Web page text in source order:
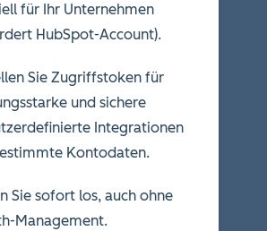
für Ihr Unternehmen
HubSpot-Account).
Sie Zugriffstoken für
und sichere
Integrationen
Kontodaten.
Sie sofort los, auch ohne
Management.